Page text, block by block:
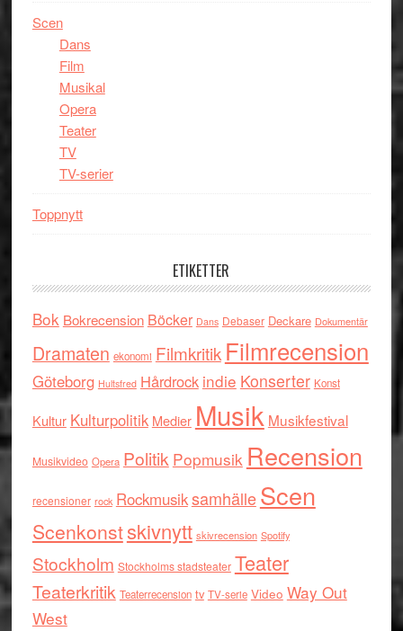
Scen
Dans
Film
Musikal
Opera
Teater
TV
TV-serier
Toppnytt
ETIKETTER
Bok Bokrecension Böcker Dans Debaser Deckare Dokumentär
Dramaten ekonomi Filmkritik Filmrecension
Göteborg Hultsfred Hårdrock indie Konserter Konst
Kultur Kulturpolitik Medier Musik Musikfestival
Musikvideo Opera Politik Popmusik Recension
recensioner rock RockmusiksamhälleScen
Scenkonstskivnytt skivrecension Spotify
Stockholm Stockholms stadsteater Teater
Teaterkritik Teaterrecension tv TV-serie Video Way Out
West